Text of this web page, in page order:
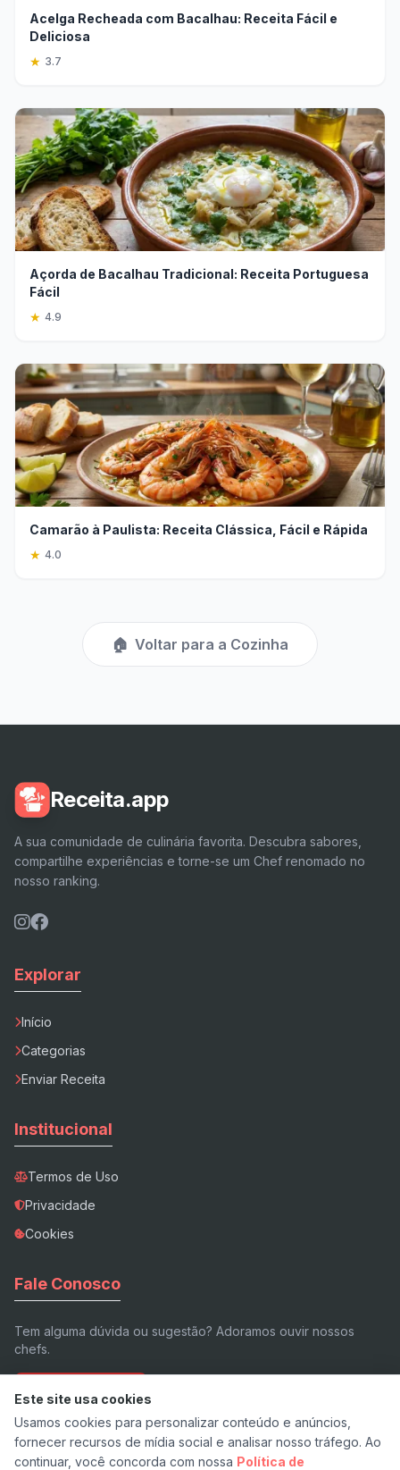
Acelga Recheada com Bacalhau: Receita Fácil e
Deliciosa
★ 3.7
Açorda de Bacalhau Tradicional: Receita Portuguesa
Fácil
★ 4.9
Camarão à Paulista: Receita Clássica, Fácil e Rápida
★ 4.0
🏠 Voltar para a Cozinha
Receita.app
A sua comunidade de culinária favorita. Descubra sabores,
compartilhe experiências e torne-se um Chef renomado no
nosso ranking.
Explorar
Início
Categorias
Enviar Receita
Institucional
Termos de Uso
Privacidade
Cookies
Fale Conosco
Tem alguma dúvida ou sugestão? Adoramos ouvir nossos
chefs.
Enviar E-mail
Este site usa cookies
Usamos cookies para personalizar conteúdo e anúncios,
fornecer recursos de mídia social e analisar nosso tráfego. Ao
continuar, você concorda com nossa Política de